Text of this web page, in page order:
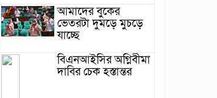
আমাদের বুকের
ভেতরটা দুমড়ে মুচড়ে
যাচ্ছে
বিএনআইসির অগ্নিবীমা
দাবির চেক হস্তান্তর